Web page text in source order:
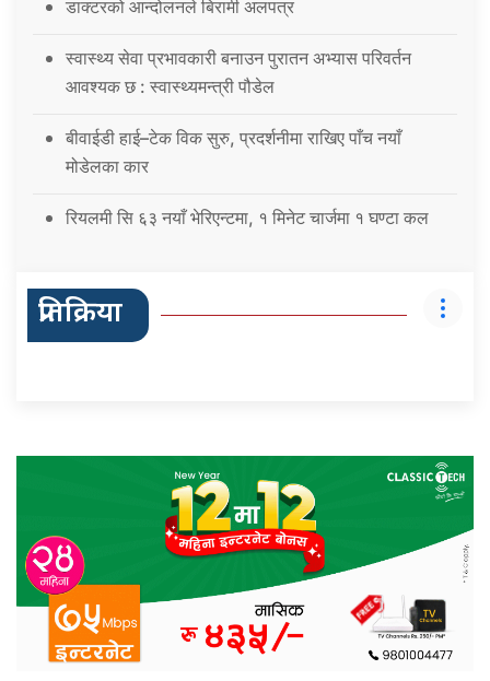
डाक्टरको आन्दोलनले बिरामी अलपत्र
स्वास्थ्य सेवा प्रभावकारी बनाउन पुरातन अभ्यास परिवर्तन
आवश्यक छ : स्वास्थ्यमन्त्री पौडेल
बीवाईडी हाई–टेक विक सुरु, प्रदर्शनीमा राखिए पाँच नयाँ
मोडेलका कार
रियलमी सि ६३ नयाँ भेरिएन्टमा, १ मिनेट चार्जमा १ घण्टा कल
प्रतिक्रिया